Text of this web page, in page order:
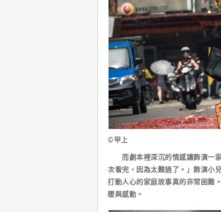
©甲上
而劇本裡深沉的情感讓飾演一家
次看完，因為太難過了。」飾演小
打動人心的家庭故事真的非常困難
暖與感動。